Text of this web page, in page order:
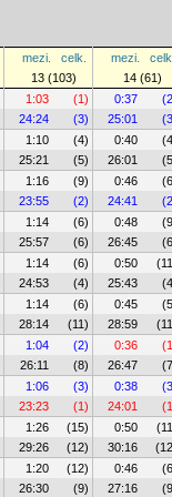
mezi. celk. mezi.
13 (103)
14 (61)
1:03 (1) 0:37
24:24 (3) 25:01
1:10 (4) 0:40
25:21 (5) 26:01
1:16 (9) 0:46
23:55 (2) 24:41
1:14 (6) 0:48
25:57 (6) 26:45
1:14 (6) 0:50
24:53 (4) 25:43
1:14 (6) 0:45
28:14 (11) 28:59
1:04 (2) 0:36
26:11 (8) 26:47
1:06 (3) 0:38
23:23 (1) 24:01
1:26 (15) 0:50
29:26 (12) 30:16
1:20 (12) 0:46
26:30 (9) 27:16